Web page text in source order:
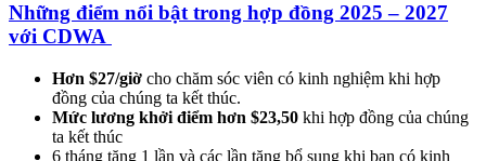
Những điểm nổi bật trong hợp đồng 2025 – 2027
với CDWA
Hơn $27/giờ cho chăm sóc viên có kinh nghiệm khi hợp
đồng của chúng ta kết thúc.
Mức lương khởi điểm hơn $23,50 khi hợp đồng của chúng
ta kết thúc
6 tháng tăng 1 lần và các lần tăng bổ sung khi bạn có kinh